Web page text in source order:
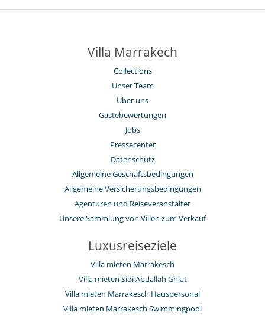
Villa Marrakech
Collections
Unser Team
Über uns
Gästebewertungen
Jobs
Pressecenter
Datenschutz
Allgemeine Geschäftsbedingungen
Allgemeine Versicherungsbedingungen
Agenturen und Reiseveranstalter
Unsere Sammlung von Villen zum Verkauf
Luxusreiseziele
Villa mieten Marrakesch
Villa mieten Sidi Abdallah Ghiat
Villa mieten Marrakesch Hauspersonal
Villa mieten Marrakesch Swimmingpool